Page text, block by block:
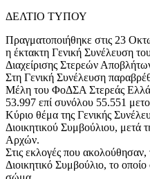
ΔΕΛΤΙΟ ΤΥΠΟΥ
Πραγματοποιήθηκε στις 23
η έκτακτη Γενική Συνέλευση
Διαχείρισης Στερεών
Στη Γενική Συνέλευση
Μέλη του ΦοΔΣΑ Στερεάς
53.997 επί συνόλου 55.551
Κύριο θέμα της Γενικής
Διοικητικού Συμβούλιου, μετά
Αρχών.
Στις εκλογές που
Διοικητικό Συμβούλιο, το